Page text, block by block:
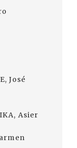
José
Asier